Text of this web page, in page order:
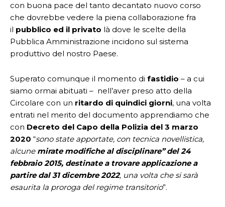
con buona pace del tanto decantato nuovo corso
che dovrebbe vedere la piena collaborazione fra
il pubblico ed il privato là dove le scelte della
Pubblica Amministrazione incidono sul sistema
produttivo del nostro Paese.
Superato comunque il momento di fastidio – a cui
siamo ormai abituati – nell’aver preso atto della
Circolare con un ritardo di quindici giorni, una volta
entrati nel merito del documento apprendiamo che
con Decreto del Capo della Polizia del 3 marzo
2020 “sono state apportate, con tecnica novellistica,
alcune mirate modifiche al disciplinare” del 24
febbraio 2015, destinate a trovare applicazione a
partire dal 31 dicembre 2022, una volta che si sarà
esaurita la proroga del regime transitorio”.